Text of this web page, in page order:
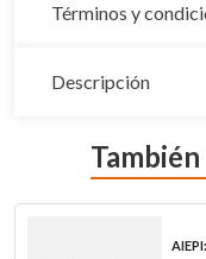
Términos y
Descripción